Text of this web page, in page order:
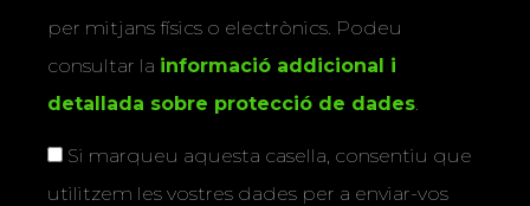
per mitjans físics o electrònics. Podeu
consultar la informació addicional i
detallada sobre protecció de dades.
Si marqueu aquesta casella, consentiu que
utilitzem les vostres dades per a enviar-vos